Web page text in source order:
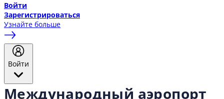
Войти
Зарегистрироваться
Узнайте больше
Войти
Международный аэропорт